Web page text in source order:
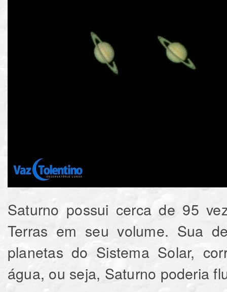
Saturno possui cerca de 95
Terras em seu volume. Sua
planetas do Sistema Solar,
água, ou seja, Saturno poderia